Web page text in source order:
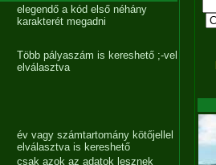
elegendő a kód első néhány
karakterét megadni
Több pályaszám is kereshető ;-vel
elválasztva
év vagy számtartomány kötőjellel
elválasztva is kereshető
csak azok az adatok lesznek